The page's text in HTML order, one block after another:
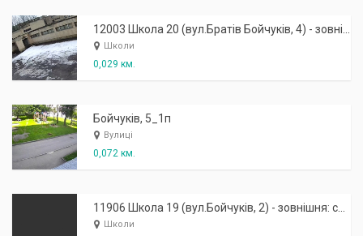
Школи
0,029 км.
Бойчуків, 5_1п
Вулиці
0,072 км.
Школи